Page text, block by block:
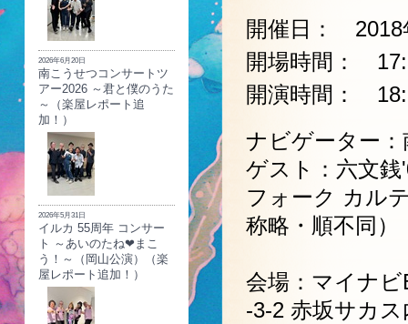
2026年6月20日
南こうせつコンサートツ
アー2026 ～君と僕のうた
～（楽屋レポート追
加！）
2026年5月31日
イルカ 55周年 コンサー
ト ～あいのたね❤まこ
う！～（岡山公演）（楽
屋レポート追加！）
開催日： 2018
開場時間：
開演時間：
ナビゲーター
ゲスト：六文
フォーク カル
称略・順不同）
会場：マイナ
-3-2 赤坂サカス